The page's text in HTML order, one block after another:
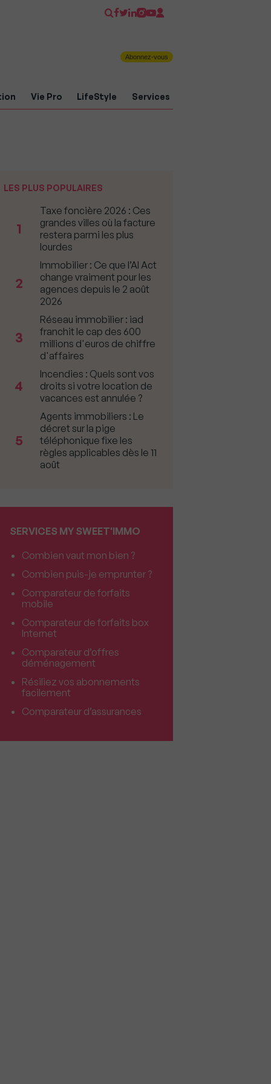
Abonnez-vous
Vie Pro LifeStyle Services
LES PLUS POPULAIRES
1
Taxe foncière 2026 : Ces
grandes villes où la facture
restera parmi les plus
lourdes
2
Immobilier : Ce que l’AI Act
change vraiment pour les
agences depuis le 2 août
2026
3
Réseau immobilier : iad
franchit le cap des 600
millions d'euros de chiffre
d'affaires
4
Incendies : Quels sont vos
droits si votre location de
vacances est annulée ?
5
Agents immobiliers : Le
décret sur la pige
téléphonique fixe les
règles applicables dès le 11
août
SERVICES MY SWEET'IMMO
Combien vaut mon bien ?
Combien puis-je emprunter ?
Comparateur de forfaits
mobile
Comparateur de forfaits box
Internet
Comparateur d’offres
déménagement
Résiliez vos abonnements
facilement
Comparateur d’assurances